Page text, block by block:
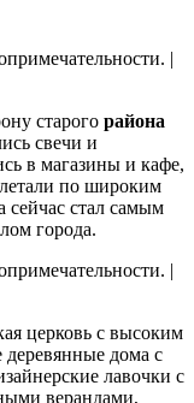
старого района
свечи и
в магазины и кафе,
по широким
сейчас стал самым
города.
церковь с высоким
дома с
лавочки с
верандами,